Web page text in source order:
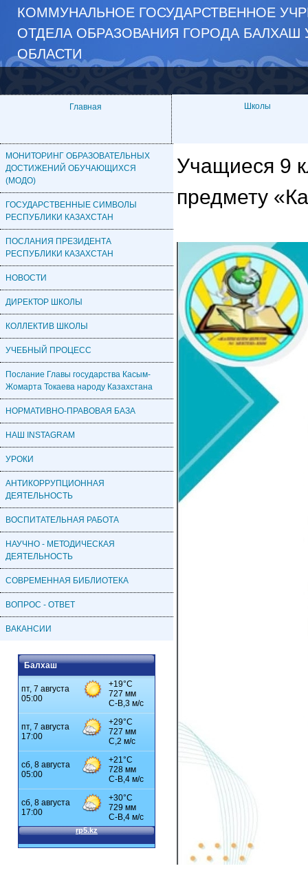
КОММУНАЛЬНОЕ ГОСУДАРСТВЕННОЕ
ОТДЕЛА ОБРАЗОВАНИЯ ГОРОДА БАЛХАШ
ОБЛАСТИ
Главная Школы
МОНИТОРИНГ ОБРАЗОВАТЕЛЬНЫХ
ДОСТИЖЕНИЙ ОБУЧАЮЩИХСЯ
(МОДО)
ГОСУДАРСТВЕННЫЕ СИМВОЛЫ
РЕСПУБЛИКИ КАЗАХСТАН
ПОСЛАНИЯ ПРЕЗИДЕНТА
РЕСПУБЛИКИ КАЗАХСТАН
НОВОСТИ
ДИРЕКТОР ШКОЛЫ
КОЛЛЕКТИВ ШКОЛЫ
УЧЕБНЫЙ ПРОЦЕСС
Послание Главы государства Касым-
Жомарта Токаева народу Казахстана
НОРМАТИВНО-ПРАВОВАЯ БАЗА
НАШ INSTAGRAM
УРОКИ
АНТИКОРРУПЦИОННАЯ
ДЕЯТЕЛЬНОСТЬ
ВОСПИТАТЕЛЬНАЯ РАБОТА
НАУЧНО - МЕТОДИЧЕСКАЯ
ДЕЯТЕЛЬНОСТЬ
СОВРЕМЕННАЯ БИБЛИОТЕКА
ВОПРОС - ОТВЕТ
ВАКАНСИИ
Балхаш
Учащиеся 9
предмету